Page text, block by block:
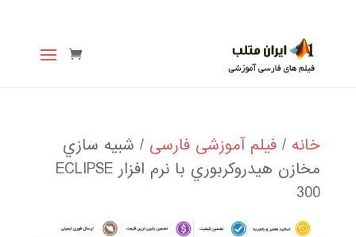
خانه / فیلم آموزشی فارسی / شبيه سازي
مخازن هيدروكربوري با نرم افزار ECLIPSE
300